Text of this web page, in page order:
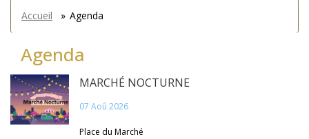
You
are
here
Accueil » Agenda
Agenda
MARCHÉ NOCTURNE
07 Aoû 2026
Place du Marché